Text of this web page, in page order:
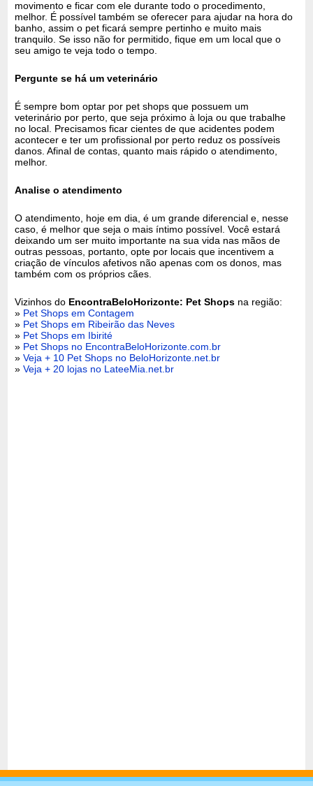
movimento e ficar com ele durante todo o procedimento,
melhor. É possível também se oferecer para ajudar na hora do
banho, assim o pet ficará sempre pertinho e muito mais
tranquilo. Se isso não for permitido, fique em um local que o
seu amigo te veja todo o tempo.
Pergunte se há um veterinário
É sempre bom optar por pet shops que possuem um
veterinário por perto, que seja próximo à loja ou que trabalhe
no local. Precisamos ficar cientes de que acidentes podem
acontecer e ter um profissional por perto reduz os possíveis
danos. Afinal de contas, quanto mais rápido o atendimento,
melhor.
Analise o atendimento
O atendimento, hoje em dia, é um grande diferencial e, nesse
caso, é melhor que seja o mais íntimo possível. Você estará
deixando um ser muito importante na sua vida nas mãos de
outras pessoas, portanto, opte por locais que incentivem a
criação de vínculos afetivos não apenas com os donos, mas
também com os próprios cães.
Vizinhos do EncontraBeloHorizonte: Pet Shops na região:
» Pet Shops em Contagem
» Pet Shops em Ribeirão das Neves
» Pet Shops em Ibirité
» Pet Shops no EncontraBeloHorizonte.com.br
»Veja + 10 Pet Shops no BeloHorizonte.net.br
»Veja + 20 lojas no LateeMia.net.br